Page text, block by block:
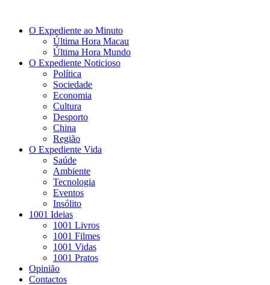
O Expediente ao Minuto
Última Hora Macau
Última Hora Mundo
O Expediente Noticioso
Política
Sociedade
Economia
Cultura
Desporto
China
Região
O Expediente Vida
Saúde
Ambiente
Tecnologia
Eventos
Insólito
1001 Ideias
1001 Livros
1001 Filmes
1001 Vidas
1001 Pratos
Opinião
Contactos